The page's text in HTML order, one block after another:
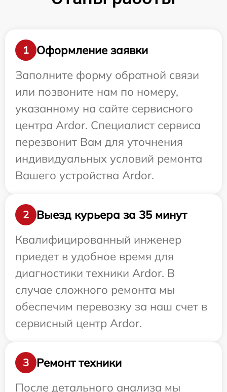
1
Оформление заявки
Заполните форму обратной связи
или позвоните нам по номеру,
указанному на сайте сервисного
центра Ardor. Специалист сервиса
перезвонит Вам для уточнения
индивидуальных условий ремонта
Вашего устройства Ardor.
2
Выезд курьера за 35 минут
Квалифицированный инженер
приедет в удобное время для
диагностики техники Ardor. В
случае сложного ремонта мы
обеспечим перевозку за наш счет в
сервисный центр Ardor.
3
Ремонт техники
После детального анализа мы